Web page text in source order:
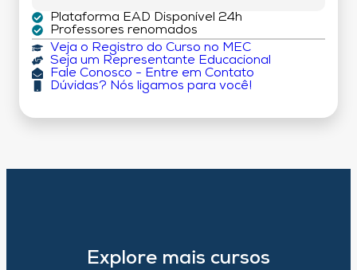
Plataforma EAD Disponível 24h
Professores renomados
Veja o Registro do Curso no MEC
Seja um Representante Educacional
Fale Conosco - Entre em Contato
Dúvidas? Nós ligamos para você!
Explore mais cursos